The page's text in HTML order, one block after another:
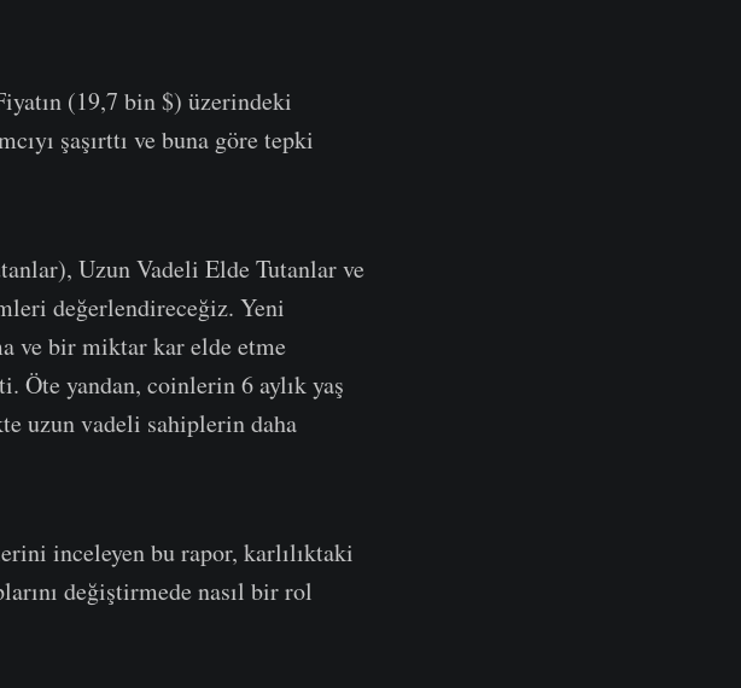
(19,7 bin $) üzerindeki
şaşırttı ve buna göre tepki
Uzun Vadeli Elde Tutanlar ve
değerlendireceğiz. Yeni
ve bir miktar kar elde etme
Öte yandan, coinlerin 6 aylık yaş
uzun vadeli sahiplerin daha
inceleyen bu rapor, karlılıktaki
değiştirmede nasıl bir rol